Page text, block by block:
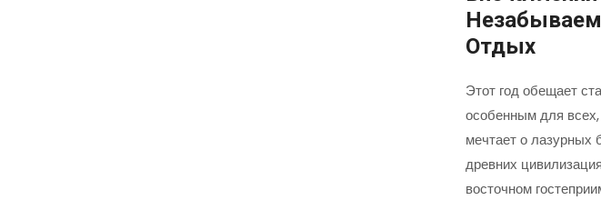
Отдых
Этот год обещает
особенным для всех,
мечтает о лазурных
древних
восточном